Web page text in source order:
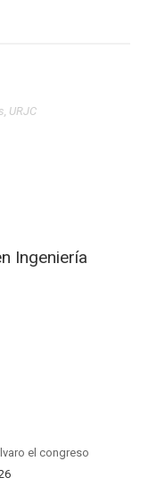
, URJC
Ingeniería
el congreso